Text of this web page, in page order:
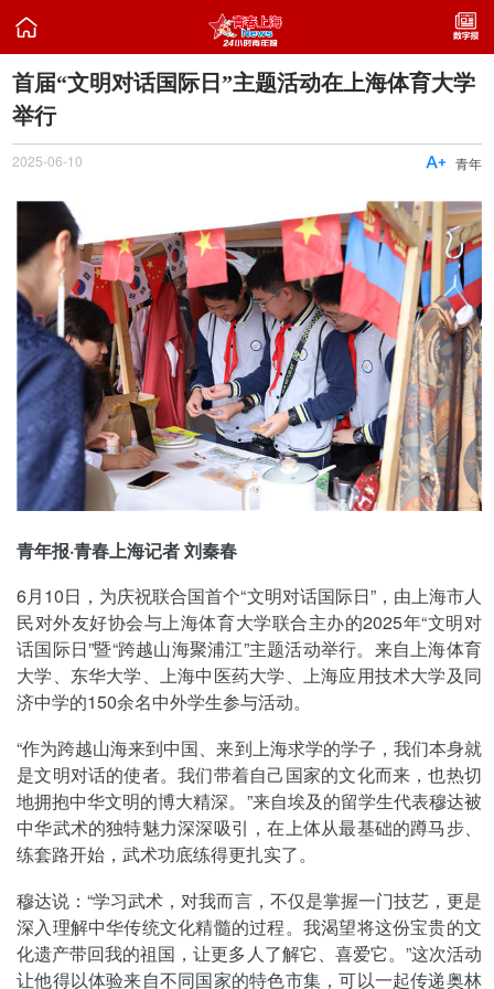

首届“文明对话国际日”主题活动在上海体育大学
举行
2025-06-10 青年

青年报·青春上海记者 刘秦春
6月10日，为庆祝联合国首个“文明对话国际日”，由上海市人
民对外友好协会与上海体育大学联合主办的2025年“文明对
话国际日”暨“跨越山海聚浦江”主题活动举行。来自上海体育
大学、东华大学、上海中医药大学、上海应用技术大学及同
济中学的150余名中外学生参与活动。
“作为跨越山海来到中国、来到上海求学的学子，我们本身就
是文明对话的使者。我们带着自己国家的文化而来，也热切
地拥抱中华文明的博大精深。”来自埃及的留学生代表穆达被
中华武术的独特魅力深深吸引，在上体从最基础的蹲马步、
练套路开始，武术功底练得更扎实了。
穆达说：“学习武术，对我而言，不仅是掌握一门技艺，更是
深入理解中华传统文化精髓的过程。我渴望将这份宝贵的文
化遗产带回我的祖国，让更多人了解它、喜爱它。”这次活动
让他得以体验来自不同国家的特色市集，可以一起传递奥林